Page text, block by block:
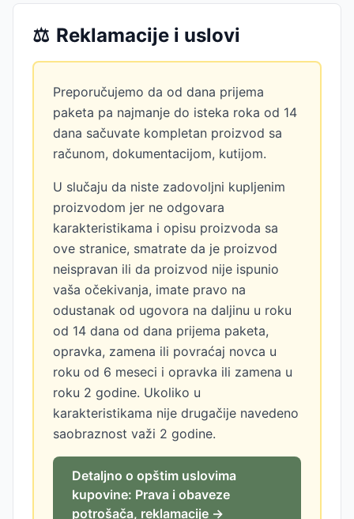
⚖️ Reklamacije i uslovi
Preporučujemo da od dana prijema
paketa pa najmanje do isteka roka od 14
dana sačuvate kompletan proizvod sa
računom, dokumentacijom, kutijom.
U slučaju da niste zadovoljni kupljenim
proizvodom jer ne odgovara
karakteristikama i opisu proizvoda sa
ove stranice, smatrate da je proizvod
neispravan ili da proizvod nije ispunio
vaša očekivanja, imate pravo na
odustanak od ugovora na daljinu u roku
od 14 dana od dana prijema paketa,
opravka, zamena ili povraćaj novca u
roku od 6 meseci i opravka ili zamena u
roku 2 godine. Ukoliko u
karakteristikama nije drugačije navedeno
saobraznost važi 2 godine.
Detaljno o opštim uslovima
kupovine: Prava i obaveze
potrošača, reklamacije →